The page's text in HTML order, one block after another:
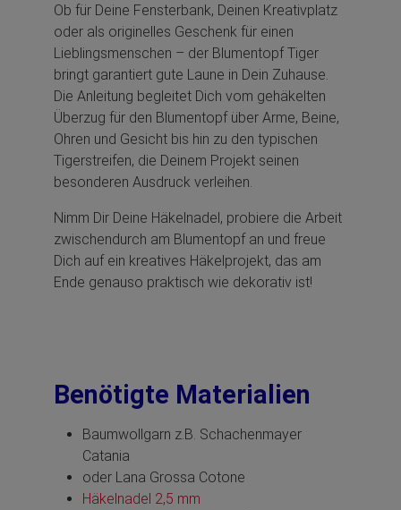
Ob für Deine Fensterbank, Deinen Kreativplatz
oder als originelles Geschenk für einen
Lieblingsmenschen – der Blumentopf Tiger
bringt garantiert gute Laune in Dein Zuhause.
Die Anleitung begleitet Dich vom gehäkelten
Überzug für den Blumentopf über Arme, Beine,
Ohren und Gesicht bis hin zu den typischen
Tigerstreifen, die Deinem Projekt seinen
besonderen Ausdruck verleihen.
Nimm Dir Deine Häkelnadel, probiere die Arbeit
zwischendurch am Blumentopf an und freue
Dich auf ein kreatives Häkelprojekt, das am
Ende genauso praktisch wie dekorativ ist!
Benötigte Materialien
Baumwollgarn z.B. Schachenmayer
Catania
oder Lana Grossa Cotone
Häkelnadel 2,5 mm